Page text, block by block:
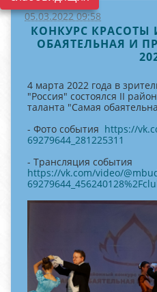
05.03.2022 09:58
КОНКУРС КРАСОТЫ
ОБАЯТЕЛЬНАЯ И
4 марта 2022 года в
"Россия" состоялся II
таланта "Самая
- Фото события https://
69279644_281225311
- Трансляция события
https://vk.com/video/